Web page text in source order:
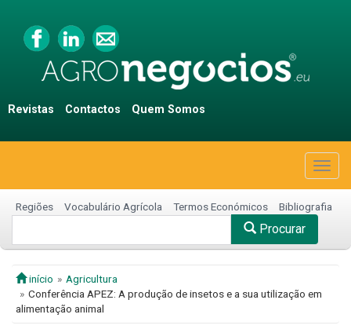
Revistas Contactos Quem Somos
Regiões Vocabulário Agrícola Termos Económicos Bibliografia
Procurar
início
Agricultura
Conferência APEZ: A produção de insetos e a sua utilização em
alimentação animal